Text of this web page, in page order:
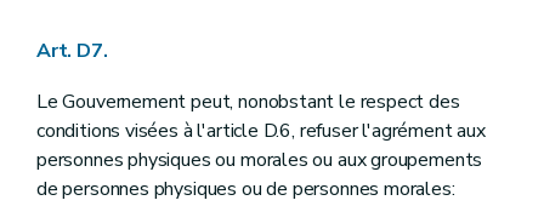
Art. D7.
Le Gouvernement peut, nonobstant le respect des
conditions visées à l'article D.6, refuser l'agrément aux
personnes physiques ou morales ou aux groupements
de personnes physiques ou de personnes morales: